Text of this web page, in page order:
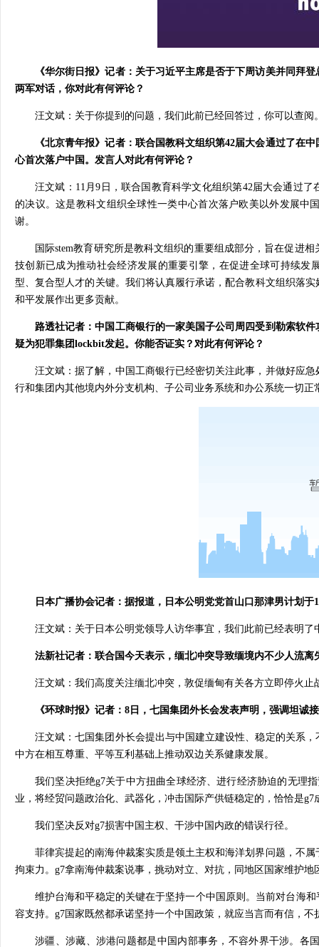
《华尔街日报》记者：关于习近平主席是否于下周访美并同拜
两军对话，你对此有何评论？
汪文斌：关于你提到的问题，我们此前已经回答过，你可以查阅
《北京青年报》记者：联合国教科文组织第42届大会通过了在
心首次落户中国。发言人对此有何评论？
汪文斌：11月9日，联合国教育科学文化组织第42届大会通过
的决议。这是教科文组织全球性一类中心首次落户欧美以外发展
谢。
国际stem教育研究所是教科文组织的重要组成部分，旨在促进
技创新已成为推动社会经济发展的重要引擎，在促进全球可持续发
型、复合型人才的关键。我们将认真履行承诺，配合教科文组织落
和平发展作出更多贡献。
路透社记者：中国工商银行的一家美国子公司周四受到勒索软
疑为犯罪集团lockbit发起。你能否证实？对此有何评论？
汪文斌：据了解，中国工商银行已经密切关注此事，并做好应
行和集团内其他境内外分支机构、子公司业务系统和办公系统一切
日本广播协会记者：据报道，日本公明党党首山口那津男计划
汪文斌：关于日本公明党领导人访华事宜，我们此前已经表明了
法新社记者：联合国今天表示，缅北冲突导致缅境内不少人流
汪文斌：我们高度关注缅北冲突，敦促缅甸有关各方立即停火止
《环球时报》记者：8日，七国集团外长会发表声明，强调坦
汪文斌：七国集团外长会提出与中国建立建设性、稳定的关系
中方在相互尊重、平等互利基础上推动双边关系健康发展。
我们坚决拒绝g7关于中方扭曲全球经济、进行经济胁迫的无理
业，将经贸问题政治化、武器化，冲击国际产供链稳定的，恰恰是g7
我们坚决反对g7损害中国主权、干涉中国内政的错误行径。
菲律宾提起的南海仲裁案实质是领土主权和海洋划界问题，不
拘束力。g7拿南海仲裁案说事，挑动对立、对抗，同地区国家维护
维护台海和平稳定的关键在于坚持一个中国原则。当前对台海
容支持。g7国家既然都承诺坚持一个中国政策，就应当言而有信，不
涉疆、涉藏、涉港问题都是中国内部事务，不容外界干涉。各